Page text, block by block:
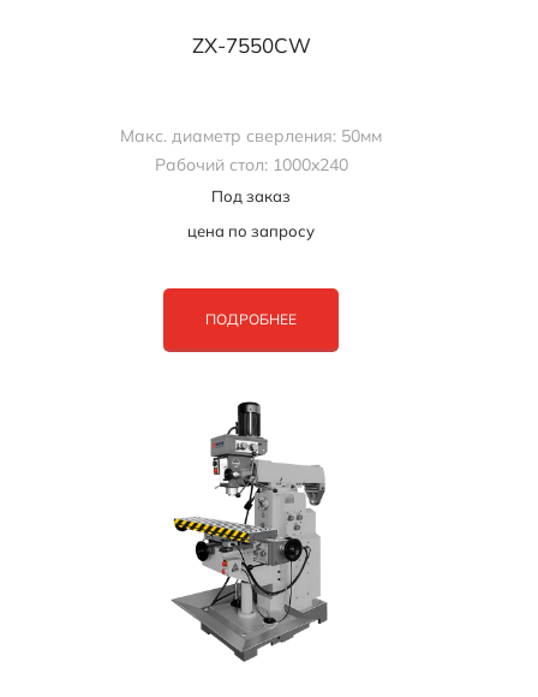
ZX-7550CW
Макс. диаметр сверления: 50мм
Рабочий стол: 1000x240
Под заказ
цена по запросу
ПОДРОБНЕЕ